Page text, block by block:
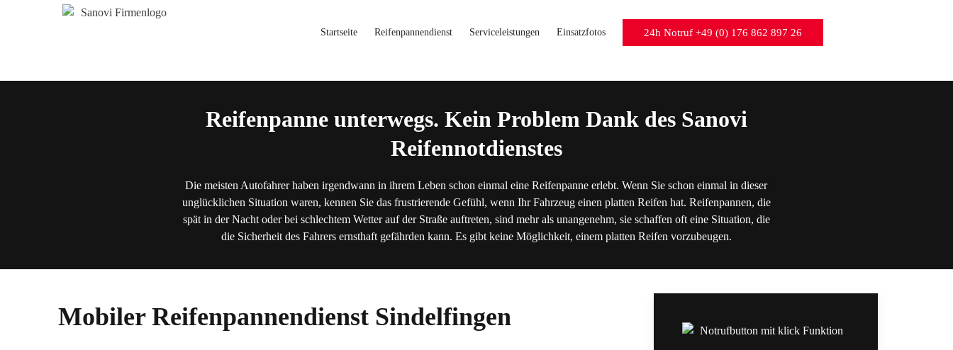
Startseite Reifenpannendienst Serviceleistungen Einsatzfotos 24h Notruf +49 (0) 176 862 897 26
Reifenpanne unterwegs. Kein Problem Dank des Sanovi
Reifennotdienstes
Die meisten Autofahrer haben irgendwann in ihrem Leben schon einmal eine Reifenpanne erlebt. Wenn Sie schon einmal in dieser
unglücklichen Situation waren, kennen Sie das frustrierende Gefühl, wenn Ihr Fahrzeug einen platten Reifen hat. Reifenpannen, die
spät in der Nacht oder bei schlechtem Wetter auf der Straße auftreten, sind mehr als unangenehm, sie schaffen oft eine Situation, die
die Sicherheit des Fahrers ernsthaft gefährden kann. Es gibt keine Möglichkeit, einem platten Reifen vorzubeugen.
Mobiler Reifenpannendienst Sindelfingen